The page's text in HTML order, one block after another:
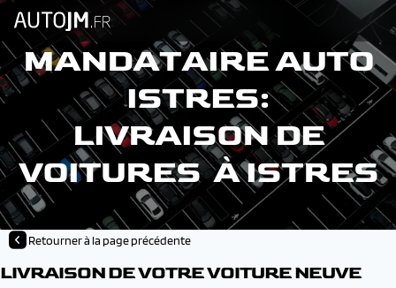
MANDATAIRE AUTO
ISTRES:
LIVRAISON DE
VOITURES À ISTRES
Retourner à la page précédente
LIVRAISON DE VOTRE VOITURE NEUVE